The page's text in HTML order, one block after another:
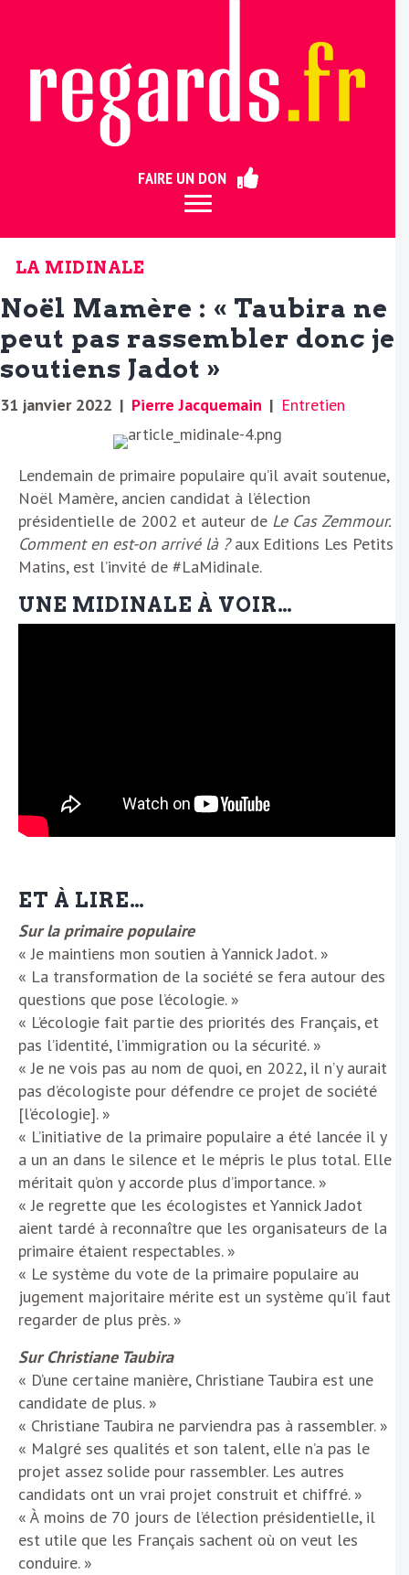
FAIRE UN DON
LA MIDINALE
Noël Mamère : « Taubira ne
peut pas rassembler donc je
soutiens Jadot »
31 janvier 2022 | Pierre Jacquemain | Entretien
Lendemain de primaire populaire qu’il avait soutenue,
Noël Mamère, ancien candidat à l’élection
présidentielle de 2002 et auteur de Le Cas Zemmour.
Comment en est-on arrivé là ?aux Editions Les Petits
Matins, est l’invité de #LaMidinale.
UNE MIDINALE À VOIR…
ET À LIRE…
Sur la primaire populaire
« Je maintiens mon soutien à Yannick Jadot. »
« La transformation de la société se fera autour des
questions que pose l’écologie. »
« L’écologie fait partie des priorités des Français, et
pas l’identité, l’immigration ou la sécurité. »
« Je ne vois pas au nom de quoi, en 2022, il n’y aurait
pas d’écologiste pour défendre ce projet de société
[l’écologie]. »
« L’initiative de la primaire populaire a été lancée il y
a un an dans le silence et le mépris le plus total. Elle
méritait qu’on y accorde plus d’importance. »
« Je regrette que les écologistes et Yannick Jadot
aient tardé à reconnaître que les organisateurs de la
primaire étaient respectables. »
« Le système du vote de la primaire populaire au
jugement majoritaire mérite est un système qu’il faut
regarder de plus près. »
Sur Christiane Taubira
« D’une certaine manière, Christiane Taubira est une
candidate de plus. »
« Christiane Taubira ne parviendra pas à rassembler. »
« Malgré ses qualités et son talent, elle n’a pas le
projet assez solide pour rassembler. Les autres
candidats ont un vrai projet construit et chiffré. »
« À moins de 70 jours de l’élection présidentielle, il
est utile que les Français sachent où on veut les
conduire. »